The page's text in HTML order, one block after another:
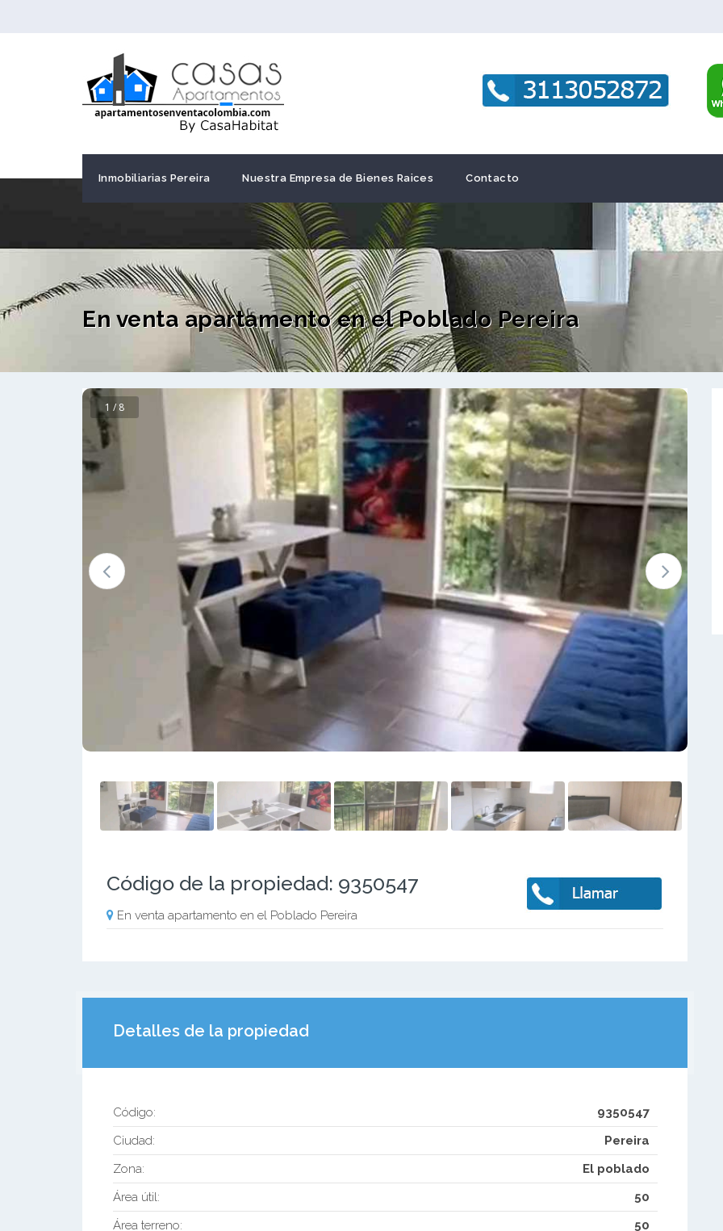
Inmobiliarias Pereira Nuestra Empresa de Bienes Raices Contacto
En venta apartamento en el Poblado Pereira
1 / 8
Código de la propiedad: 9350547
En venta apartamento en el Poblado Pereira
Detalles de la propiedad
Código:
9350547
Ciudad:
Pereira
Zona:
El poblado
Área útil:
50
Área terreno:
50